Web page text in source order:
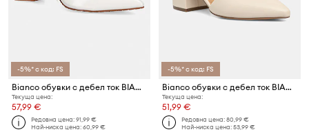
-5%* с код: FS
Bianco обувки с дебел ток BIAMARALYN
Текуща цена:
57,99 €
Редовна цена:91,99 €
Най-ниска цена:60,99 €
-5%* с код: FS
Bianco обувки с дебел ток BIADEVIVED
Текуща цена:
51,99 €
Редовна цена:80,99 €
Най-ниска цена:53,99 €